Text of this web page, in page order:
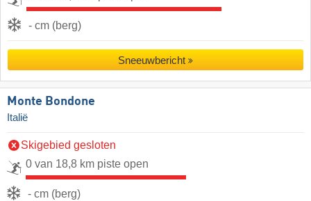
- cm (berg)
Sneeuwbericht
Monte Bondone
Italië
Skigebied gesloten
0 van 18,8 km piste open
- cm (berg)